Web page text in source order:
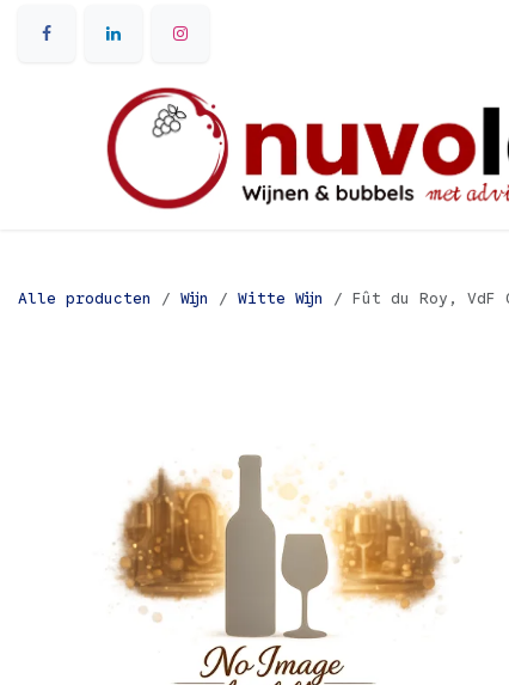
Alle producten Wijn Witte Wijn Fût du Roy, VdF